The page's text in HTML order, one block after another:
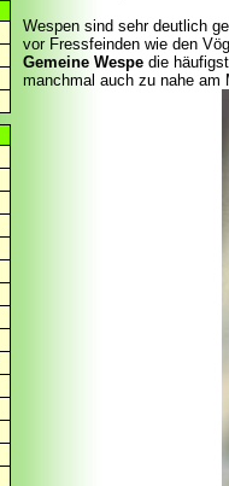
Wespen sind sehr deutlich
vor Fressfeinden wie den
Gemeine Wespe die
manchmal auch zu nahe am